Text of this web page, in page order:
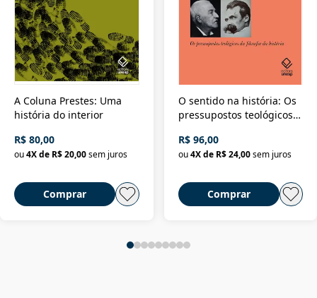
A Coluna Prestes: Uma
história do interior
R$ 80,00
ou4X de R$ 20,00sem juros
Comprar
O sentido na história: Os
pressupostos teológicos
R$ 96,00
ou 4X de R$ 24,00 sem juros
Comprar